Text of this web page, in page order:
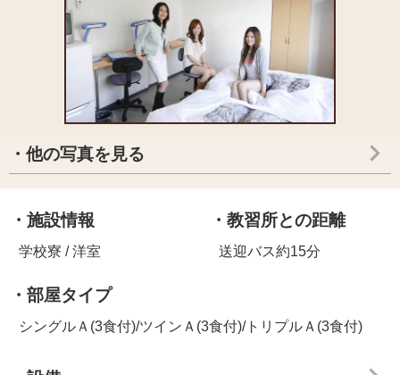
・他の写真を見る
・施設情報
学校寮 / 洋室
・教習所との距離
送迎バス約15分
・部屋タイプ
シングルＡ(3食付)/ツインＡ(3食付)/トリプルＡ(3食付)